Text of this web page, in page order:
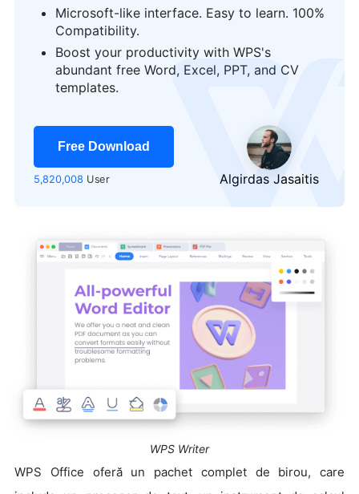
Microsoft-like interface. Easy to learn. 100%
Compatibility.
Boost your productivity with WPS's
abundant free Word, Excel, PPT, and CV
templates.
Free Download
5,820,008 User Algirdas Jasaitis
logo
WPS Writer
WPS Office oferă un pachet complet de birou, care